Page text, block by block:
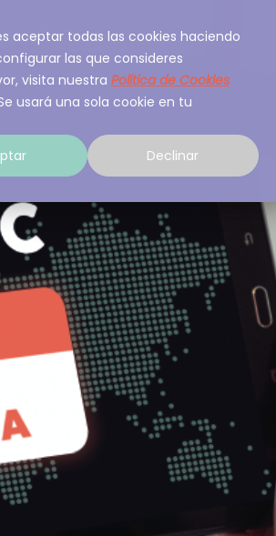
aceptar todas las cookies haciendo
las que consideres
visita nuestra Política de Cookies
usará una sola cookie en tu
Declinar
Experiencia Recursos